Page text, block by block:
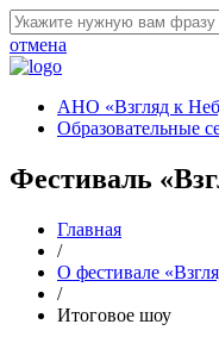
отмена
АНО «Взгляд к
Образовательные
Фестиваль
Главная
/
О фестивале
/
Итоговое шоу